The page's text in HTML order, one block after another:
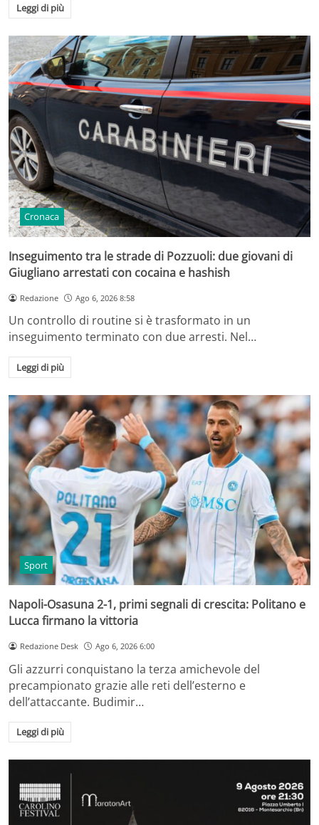
Leggi di più
Cronaca
Inseguimento tra le strade di Pozzuoli: due giovani di
Giugliano arrestati con cocaina e hashish
Redazione Ago 6, 2026 8:58
Un controllo di routine si è trasformato in un
inseguimento terminato con due arresti. Nel…
Leggi di più
Sport
Napoli-Osasuna 2-1, primi segnali di crescita: Politano e
Lucca firmano la vittoria
Redazione Desk Ago 6, 2026 6:00
Gli azzurri conquistano la terza amichevole del
precampionato grazie alle reti dell’esterno e
dell’attaccante. Budimir…
Leggi di più